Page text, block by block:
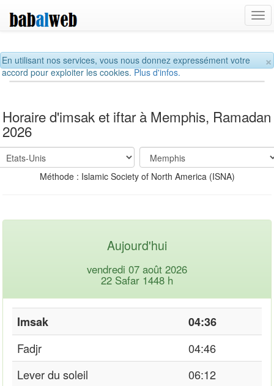
×
En utilisant nos services, vous nous donnez expressément votre
accord pour exploiter les cookies.Plus d'infos.
Horaire d'imsak et iftar à Memphis, Ramadan
2026
Méthode : Islamic Society of North America (ISNA)
Aujourd'hui
vendredi 07 août 2026
22 Safar 1448 h
Imsak
04:36
Fadjr
04:46
Lever du soleil
06:12